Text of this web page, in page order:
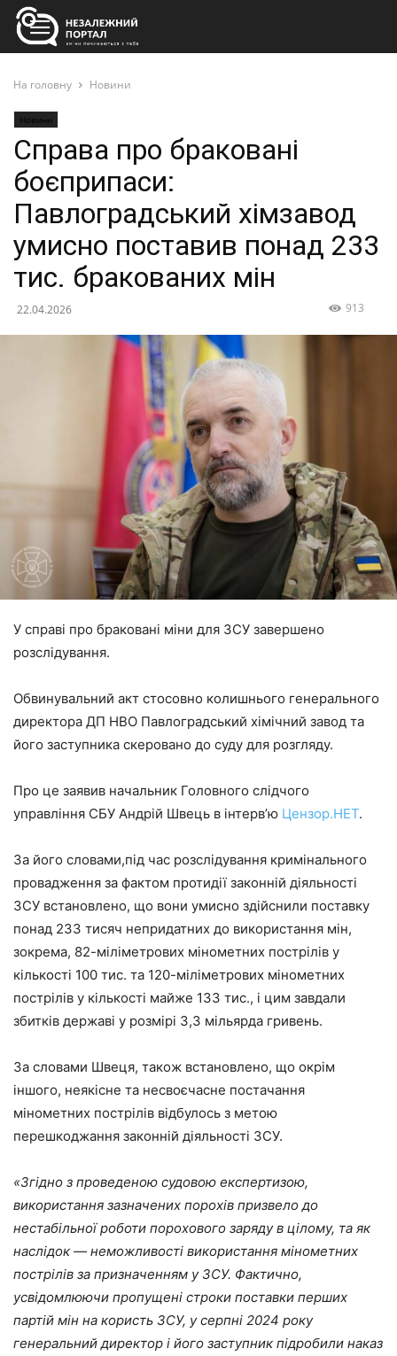
На головну Новини
Новини
Справа про браковані
боєприпаси:
Павлоградський хімзавод
умисно поставив понад 233
тис. бракованих мін
22.04.2026 913
У справі про браковані міни для ЗСУ завершено
розслідування.
Обвинувальний акт стосовно колишнього генерального
директора ДП НВО Павлоградський хімічний завод та
його заступника скеровано до суду для розгляду.
Про це заявив начальник Головного слідчого
управління СБУ Андрій Швець в інтерв’ю Цензор.НЕТ.
За його словами,під час розслідування кримінального
провадження за фактом протидії законній діяльності
ЗСУ встановлено, що вони умисно здійснили поставку
понад 233 тисяч непридатних до використання мін,
зокрема, 82-міліметрових мінометних пострілів у
кількості 100 тис. та 120-міліметрових мінометних
пострілів у кількості майже 133 тис., і цим завдали
збитків державі у розмірі 3,3 мільярда гривень.
За словами Швеця, також встановлено, що окрім
іншого, неякісне та несвоєчасне постачання
мінометних пострілів відбулось з метою
перешкоджання законній діяльності ЗСУ.
«Згідно з проведеною судовою експертизою,
використання зазначених порохів призвело до
нестабільної роботи порохового заряду в цілому, та як
наслідок — неможливості використання мінометних
пострілів за призначенням у ЗСУ. Фактично,
усвідомлюючи пропущені строки поставки перших
партій мін на користь ЗСУ, у серпні 2024 року
генеральний директор і його заступник підробили наказ